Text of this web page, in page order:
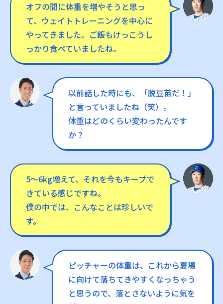
オフの間に体重を増やそうと思っ
て、ウェイトトレーニングを中心に
やってきました。ご飯もけっこうし
っかり食べていましたね。
以前話した時にも、「脱豆苗だ！」
と言っていましたね（笑）。
体重はどのくらい変わったんです
か？
5〜6kg増えて、それを今もキープで
きている感じですね。
僕の中では、こんなことは珍しいで
す。
ピッチャーの体重は、これから夏場
に向けて落ちてきやすくなっちゃう
と思うので、落とさないように気を